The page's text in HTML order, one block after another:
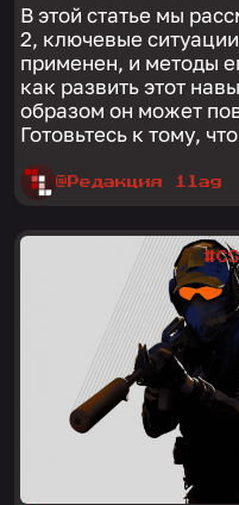
В этой статье мы
2, ключевые
применен, и методы
как развить этот
образом он может
Готовьтесь к тому,
@Редакция 1lag